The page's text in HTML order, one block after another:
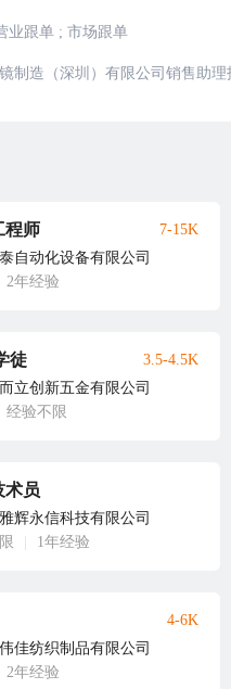
业跟单 ; 市场跟单
制造（深圳）有限公司销售助理
程师
自动化设备有限公司
2年经验
7-15K
徒
立创新五金有限公司
经验不限
3.5-4.5K
术员
辉永信科技有限公司
1年经验
佳纺织制品有限公司
2年经验
4-6K